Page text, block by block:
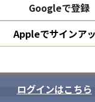
Googleで登録
Appleでサインア
ログインはこちら